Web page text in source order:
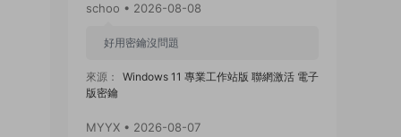
schoo • 2026-08-08
好用密鑰沒問題
來源：
Windows 11 專業工作站版 聯網激活 電子
版密鑰
MYYX • 2026-08-07